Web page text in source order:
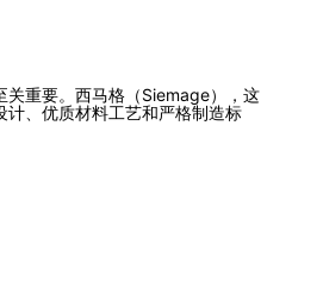
关重要。西马格（Siemage），这
计、优质材料工艺和严格制造标